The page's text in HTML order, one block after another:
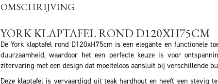
OMSCHRIJVING
YORK KLAPTAFEL ROND D120XH75CM
De York klaptafel rond D120xH75cm is een elegante en functionele
duurzaamheid, waardoor het een perfecte keuze is voor
zitervaring met een design dat moeiteloos aansluit bij verschillende
Deze klaptafel is vervaardigd uit teak hardhout en heeft een stevig